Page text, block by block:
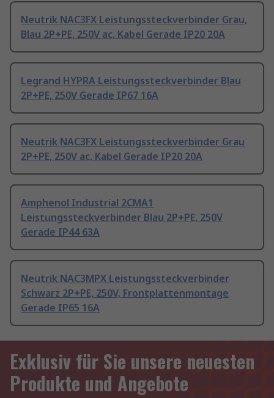
Neutrik NAC3FX Leistungssteckverbinder Grau,
Blau 2P+PE, 250V ac, Kabel Gerade IP20 20A
Legrand HYPRA Leistungssteckverbinder Blau
2P+PE, 250V Gerade IP67 16A
Neutrik NAC3FX Leistungssteckverbinder Grau
2P+PE, 250V ac, Kabel Gerade IP20 20A
Amphenol Industrial 2CMA1
Leistungssteckverbinder Blau 2P+PE, 250V
Gerade IP44 63A
Neutrik NAC3MPX Leistungssteckverbinder
Schwarz 2P+PE, 250V, Frontplattenmontage
Gerade IP65 16A
Exklusiv für Sie unsere neuesten
Produkte und Angebote